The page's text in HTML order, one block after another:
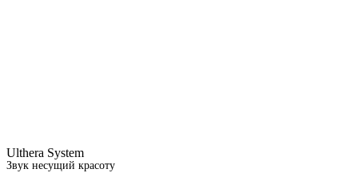
Ulthera System
Звук несущий красоту